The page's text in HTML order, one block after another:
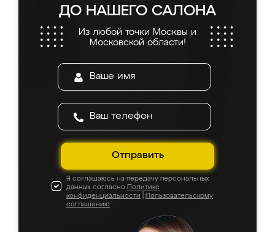
ДО НАШЕГО САЛОНА
Из любой точки Москвы и
Московской области!
Отправить
Я соглашаюсь на передачу персональных
данных согласно Политике
конфиденциальности
Пользовательскому
соглашению